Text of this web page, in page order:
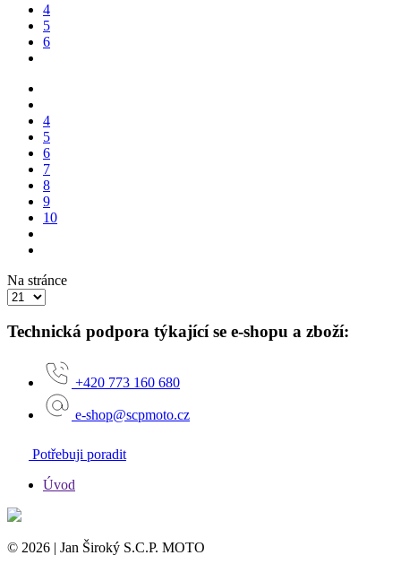
4
5
6
4
5
6
7
8
9
10
Na stránce
Technická podpora týkající se e-shopu a zboží:
+420 773 160 680
e-shop@scpmoto.cz
Potřebuji poradit
Úvod
© 2026 | Jan Široký S.C.P. MOTO